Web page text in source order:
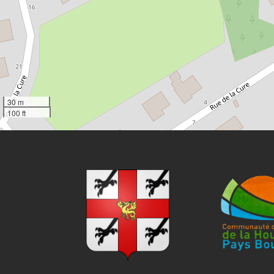
30 m
100 ft